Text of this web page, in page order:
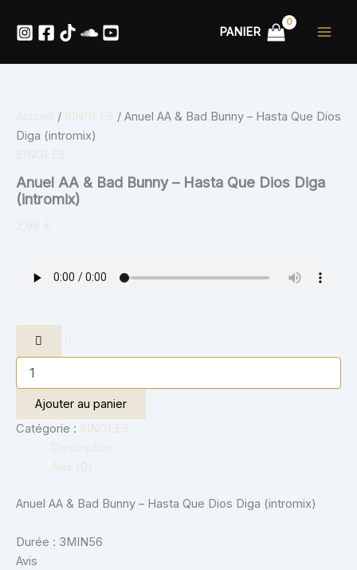
PANIER
Accueil / SINGLES / Anuel AA & Bad Bunny – Hasta Que Dios
Diga (intromix)
SINGLES
Anuel AA & Bad Bunny – Hasta Que Dios Diga
(intromix)
2,99 €
de
Anuel
-
Hasta
Que
Diga
(intromix)
Ajouter au panier
Catégorie : SINGLES
Description
Avis (0)
Anuel AA & Bad Bunny – Hasta Que Dios Diga (intromix)
Durée : 3MIN56
Avis